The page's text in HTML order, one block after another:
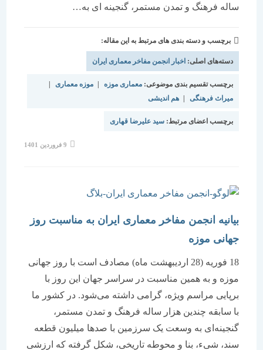
ساله فرهنگ و تمدن مستمر، گنجینه ای به…
برچسب و دسته بندی های مرتبط به این مقاله:
دسته‌های اصلی:اخبار انجمن مفاخر معماری ایران
برچسب تقسیم بندی موضوعی:معماری موزه | موزه معماری
|
میراث فرهنگی | هم اندیشی
برچسب اعضای مرتبط: سید علیرضا قهاری
بیانیه انجمن مفاخر معماری ایران به مناسبت روز
جهانی موزه
18 فوریه (28 اردیبهشت ماه) مصادف است با روز جهانی
موزه و به همین مناسبت در سراسر جهان این روز با
برپایی مراسم ویژه، گرامی داشته می‌شود. در کشور ما
با سابقه چندین هزار ساله فرهنگ و تمدن مستمر،
گنجینه‌ای به وسعت یک سرزمین با صدها میلیون قطعه
سند، شیء، بنا و محوطه تاریخی، شکل گرفته که ارزشی